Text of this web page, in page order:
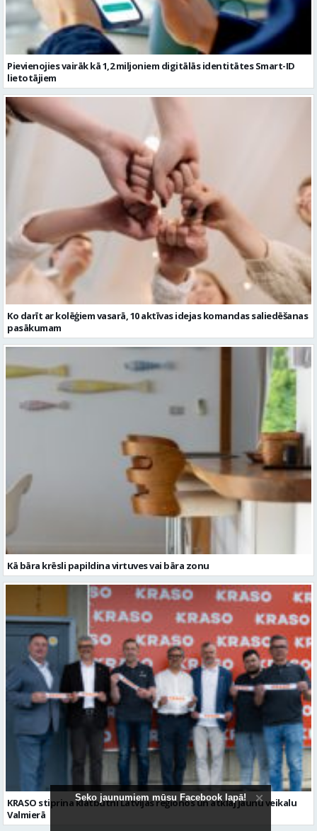
Pievienojies vairāk kā 1,2 miljoniem digitālās identitātes Smart-ID
lietotājiem
Ko darīt ar kolēģiem vasarā, 10 aktīvas idejas komandas saliedēšanas
pasākumam
Kā bāra krēsli papildina virtuves vai bāra zonu
KRASO stiprina klātbūtni Latvijas reģionos un atklāj jaunu veikalu
Valmierā
Seko jaunumiem mūsu Facebook lapā!